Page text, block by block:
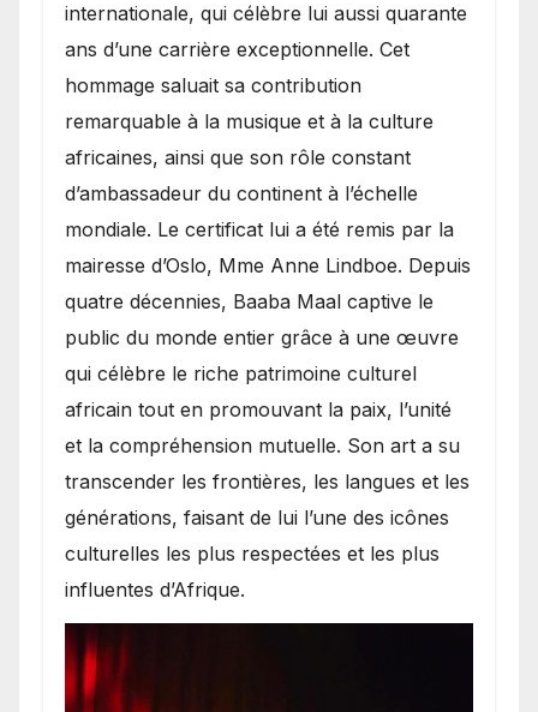
internationale, qui célèbre lui aussi quarante
ans d’une carrière exceptionnelle. Cet
hommage saluait sa contribution
remarquable à la musique et à la culture
africaines, ainsi que son rôle constant
d’ambassadeur du continent à l’échelle
mondiale. Le certificat lui a été remis par la
mairesse d’Oslo, Mme Anne Lindboe. Depuis
quatre décennies, Baaba Maal captive le
public du monde entier grâce à une œuvre
qui célèbre le riche patrimoine culturel
africain tout en promouvant la paix, l’unité
et la compréhension mutuelle. Son art a su
transcender les frontières, les langues et les
générations, faisant de lui l’une des icônes
culturelles les plus respectées et les plus
influentes d’Afrique.